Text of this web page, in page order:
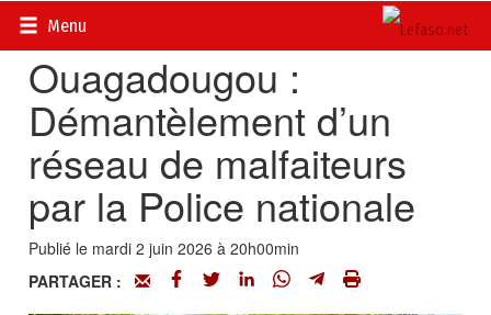
Menu
Accueil>
Ouagadougou :
Démantèlement d’un
réseau de malfaiteurs
par la Police nationale
Publié le mardi 2 juin 2026 à 20h00min
PARTAGER :